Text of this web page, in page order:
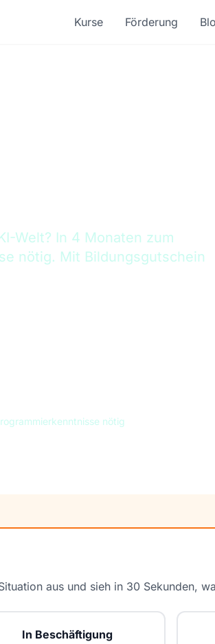
Kurse Förderung
Welt? In 4 Monaten zum
nötig. Mit Bildungsgutschein
nötig
aus und sieh in 30 Sekunden,
In Beschäftigung